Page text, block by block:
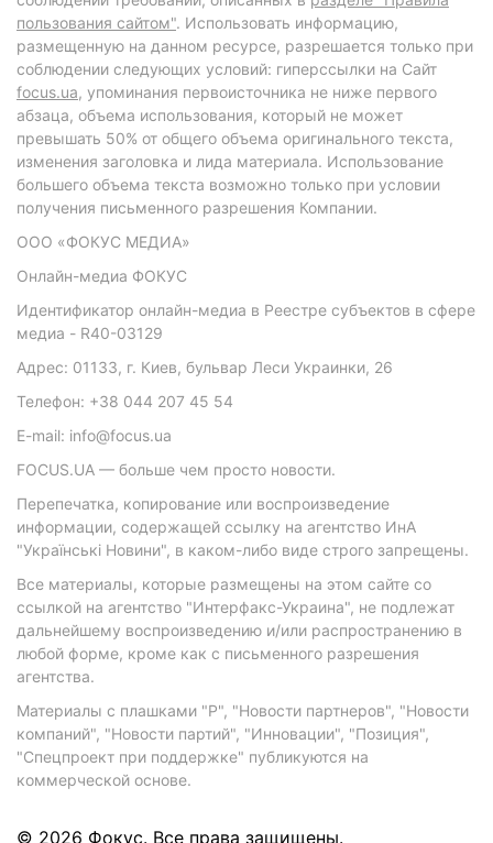
пользования сайтом". Использовать информацию,
размещенную на данном ресурсе, разрешается только при
соблюдении следующих условий: гиперссылки на Сайт
focus.ua, упоминания первоисточника не ниже первого
абзаца, объема использования, который не может
превышать 50% от общего объема оригинального текста,
изменения заголовка и лида материала. Использование
большего объема текста возможно только при условии
получения письменного разрешения Компании.
ООО «ФОКУС МЕДИА»
Онлайн-медиа ФОКУС
Идентификатор онлайн-медиа в Реестре субъектов в сфере
медиа - R40-03129
Адрес: 01133, г. Киев, бульвар Леси Украинки, 26
Телефон: +38 044 207 45 54
E-mail: info@focus.ua
FOCUS.UA — больше чем просто новости.
Перепечатка, копирование или воспроизведение
информации, содержащей ссылку на агентство ИнА
"Українські Новини", в каком-либо виде строго запрещены.
Все материалы, которые размещены на этом сайте со
ссылкой на агентство "Интерфакс-Украина", не подлежат
дальнейшему воспроизведению и/или распространению в
любой форме, кроме как с письменного разрешения
агентства.
Материалы с плашками "Р", "Новости партнеров", "Новости
компаний", "Новости партий", "Инновации", "Позиция",
"Спецпроект при поддержке" публикуются на
коммерческой основе.
© 2026 Фокус. Все права защищены.